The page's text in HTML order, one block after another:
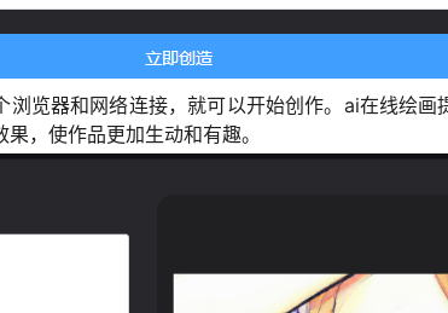
览器和网络连接，就可以开始创作。ai在线绘
，使作品更加生动和有趣。